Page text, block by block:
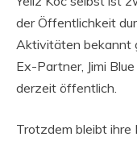
der Öffentlichkeit
Aktivitäten bekannt
Ex-Partner, Jimi
derzeit öffentlich.
Trotzdem bleibt ihre